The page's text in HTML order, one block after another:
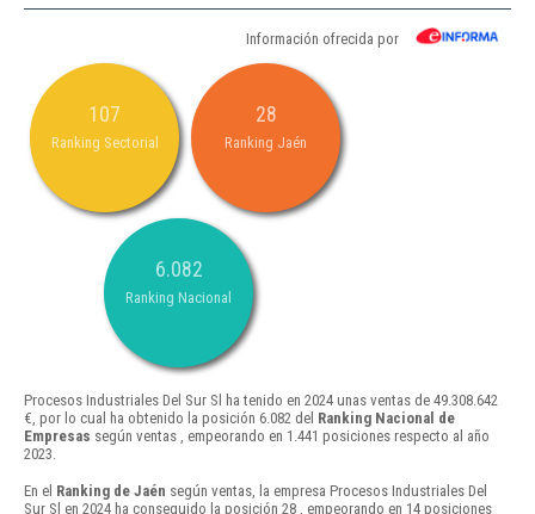
Información ofrecida por
107
Ranking Sectorial
28
Ranking Jaén
6.082
Ranking Nacional
Procesos Industriales Del Sur Sl ha tenido en 2024 unas ventas de 49.308.642
€, por lo cual ha obtenido la posición 6.082 del Ranking Nacional de
Empresas según ventas , empeorando en 1.441 posiciones respecto al año
2023.
En el Ranking de Jaén según ventas, la empresa Procesos Industriales Del
Sur Sl en 2024 ha conseguido la posición 28 , empeorando en 14 posiciones